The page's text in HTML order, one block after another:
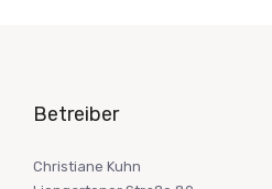
Betreiber
Christiane Kuhn